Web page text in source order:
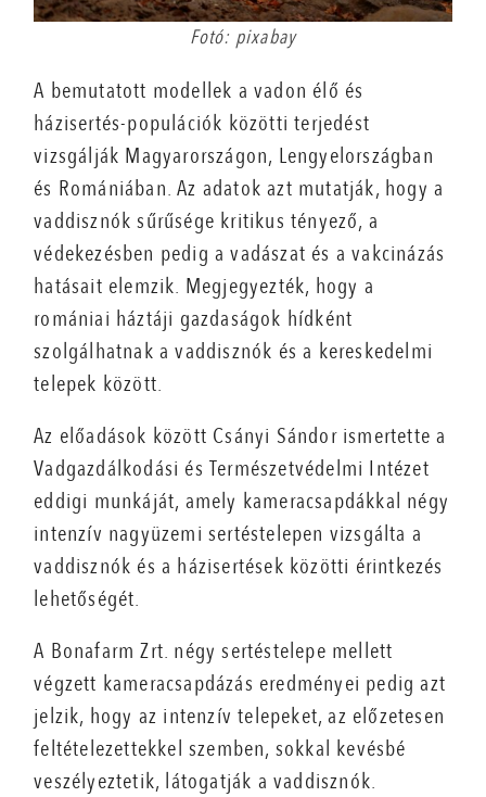
Fotó: pixabay
A bemutatott modellek a vadon élő és
házisertés-populációk közötti terjedést
vizsgálják Magyarországon, Lengyelországban
és Romániában. Az adatok azt mutatják, hogy a
vaddisznók sűrűsége kritikus tényező, a
védekezésben pedig a vadászat és a vakcinázás
hatásait elemzik. Megjegyezték, hogy a
romániai háztáji gazdaságok hídként
szolgálhatnak a vaddisznók és a kereskedelmi
telepek között.
Az előadások között Csányi Sándor ismertette a
Vadgazdálkodási és Természetvédelmi Intézet
eddigi munkáját, amely kameracsapdákkal négy
intenzív nagyüzemi sertéstelepen vizsgálta a
vaddisznók és a házisertések közötti érintkezés
lehetőségét.
A Bonafarm Zrt. négy sertéstelepe mellett
végzett kameracsapdázás eredményei pedig azt
jelzik, hogy az intenzív telepeket, az előzetesen
feltételezettekkel szemben, sokkal kevésbé
veszélyeztetik, látogatják a vaddisznók.